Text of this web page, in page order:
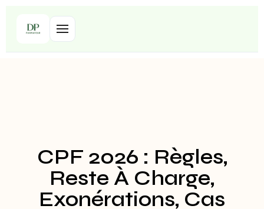
CPF 2026 : Règles,
Reste À Charge,
Exonérations, Cas